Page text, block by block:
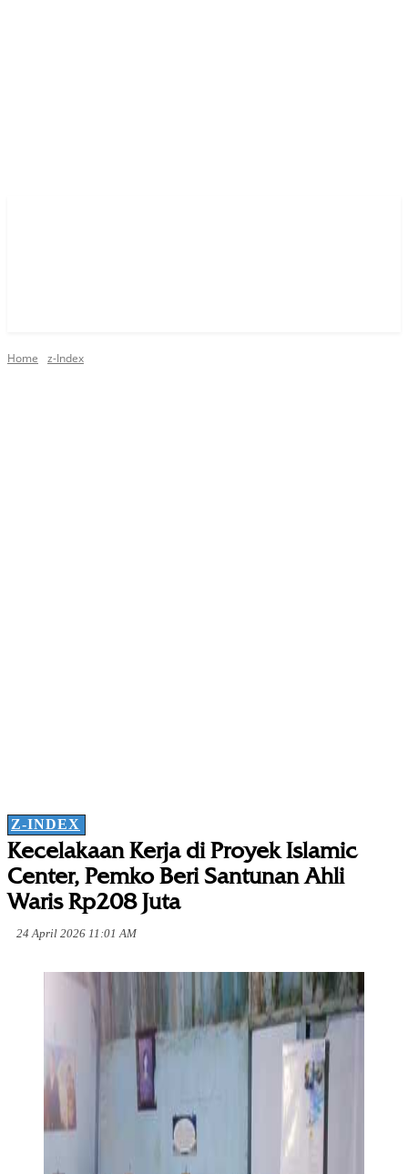
Home z-Index
Z-INDEX
Kecelakaan Kerja di Proyek Islamic
Center, Pemko Beri Santunan Ahli
Waris Rp208 Juta
24 April 2026 11:01 AM